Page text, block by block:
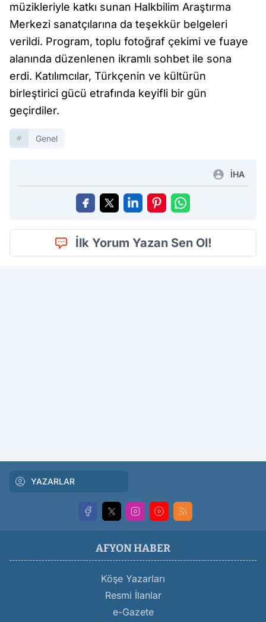
müzikleriyle katkı sunan Halkbilim Araştırma
Merkezi sanatçılarına da teşekkür belgeleri
verildi. Program, toplu fotoğraf çekimi ve fuaye
alanında düzenlenen ikramlı sohbet ile sona
erdi. Katılımcılar, Türkçenin ve kültürün
birleştirici gücü etrafında keyifli bir gün
geçirdiler.
Genel
İHA
İlk Yorum Yazan Sen Ol!
YAZARLAR
AFYON HABER
Köşe Yazarları
Resmi İlanlar
e-Gazete